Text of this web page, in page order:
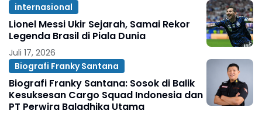
internasional
Lionel Messi Ukir Sejarah, Samai Rekor
Legenda Brasil di Piala Dunia
Juli 17, 2026
Biografi Franky Santana
Biografi Franky Santana: Sosok di Balik
Kesuksesan Cargo Squad Indonesia dan
PT Perwira Baladhika Utama